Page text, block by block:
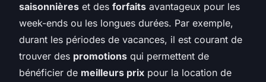
saisonnières et des forfaits avantageux pour les
week-ends ou les longues durées. Par exemple,
durant les périodes de vacances, il est courant de
trouver des promotions qui permettent de
bénéficier de meilleurs prix pour la location de